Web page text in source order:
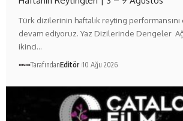
Türk dizilerinin haftalık reyting
devam ediyoruz. Yaz Dizilerinde Dengeler
ikinci…
TarafındanEditör 10 Ağu 2026